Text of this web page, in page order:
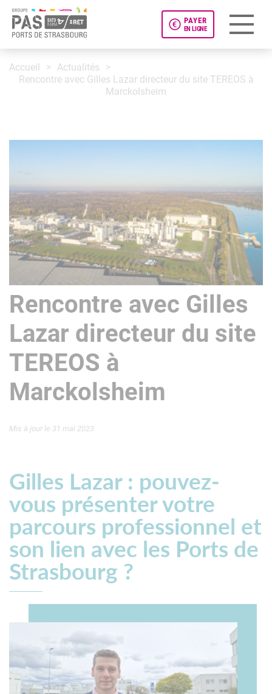
PAYER
EN LIGNE
Accueil
Actualités
Rencontre avec Gilles Lazar directeur du site TEREOS à
Marckolsheim
Rencontre avec Gilles
Lazar directeur du site
TEREOS à
Marckolsheim
Mis à jour le 31 mai 2023
Gilles Lazar : pouvez-
vous présenter votre
parcours professionnel et
son lien avec les Ports de
Strasbourg ?